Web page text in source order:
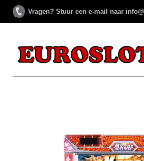
Vragen? Stuur een e-mail naar